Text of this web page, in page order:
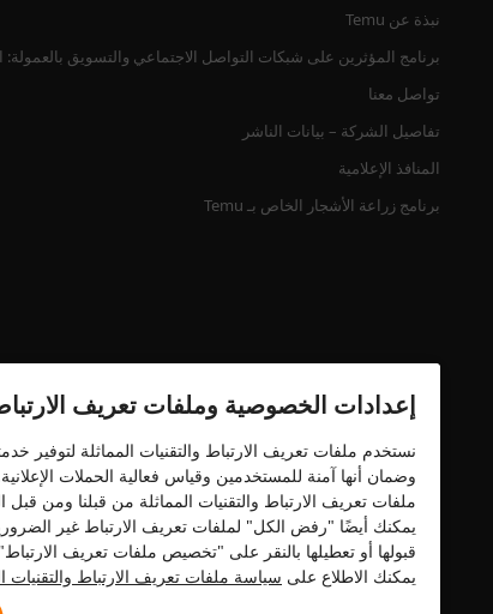
نبذة عن Temu
برنامج المؤثرين على شبكات التواصل الاجتماعي والتسويق بالعمولة:
تواصل معنا
تفاصيل الشركة – بيانات الناشر
المنافذ الإعلامية
برنامج زراعة الأشجار الخاص بـ Temu
شهادة الأمان
إعدادات الخصوصية وملفات تعريف
نستخدم ملفات تعريف الارتباط والتقنيات المماثلة لتوفير
وضمان أنها آمنة للمستخدمين وقياس فعالية الحملات
ملفات تعريف الارتباط والتقنيات المماثلة من قبلنا ومن
يمكنك أيضًا "رفض الكل" لملفات تعريف الارتباط غير
قبولها أو تعطيلها بالنقر على "تخصيص ملفات تعريف
يمكنك الاطلاع على سياسة ملفات تعريف الارتباط والتقنيات